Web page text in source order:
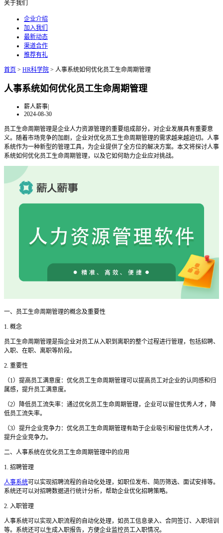
关于我们
企业介绍
加入我们
最新动态
渠道合作
推荐有礼
首页 > HR科学院 > 人事系统如何优化员工生命周期管理
人事系统如何优化员工生命周期管理
薪人薪事|
2024-08-30
员工生命周期管理是企业人力资源管理的重要组成部分，对企业发展具有重要意
义。随着市场竞争的加剧，企业对优化员工生命周期管理的需求越来越迫切。人事
系统作为一种新型的管理工具，为企业提供了全方位的解决方案。本文将探讨人事
系统如何优化员工生命周期管理，以及它如何助力企业应对挑战。
一、员工生命周期管理的概念及重要性
1. 概念
员工生命周期管理是指企业对员工从入职到离职的整个过程进行管理，包括招聘、
入职、在职、离职等阶段。
2. 重要性
（1）提高员工满意度：优化员工生命周期管理可以提高员工对企业的认同感和归
属感，提升员工满意度。
（2）降低员工流失率：通过优化员工生命周期管理，企业可以留住优秀人才，降
低员工流失率。
（3）提升企业竞争力：优化员工生命周期管理有助于企业吸引和留住优秀人才，
提升企业竞争力。
二、人事系统在优化员工生命周期管理中的应用
1. 招聘管理
人事系统可以实现招聘流程的自动化处理，如职位发布、简历筛选、面试安排等。
系统还可以对招聘数据进行统计分析，帮助企业优化招聘策略。
2. 入职管理
人事系统可以实现入职流程的自动化处理，如员工信息录入、合同签订、入职培训
等。系统还可以生成入职报告，方便企业监控员工入职情况。